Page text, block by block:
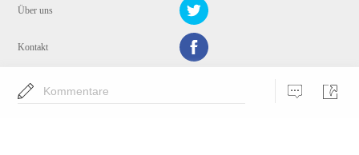
Über uns
Kontakt
Datenschutz
Kommentare